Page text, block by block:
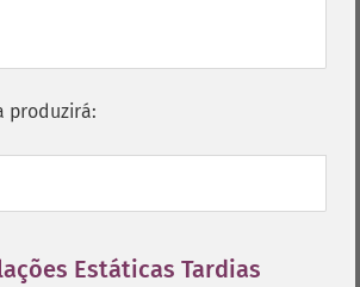
produzirá:
Estáticas Tardias